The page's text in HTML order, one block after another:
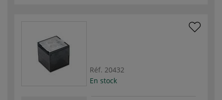
Réf. 20432
En stock